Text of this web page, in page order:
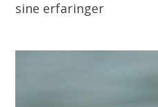
sine erfaringer